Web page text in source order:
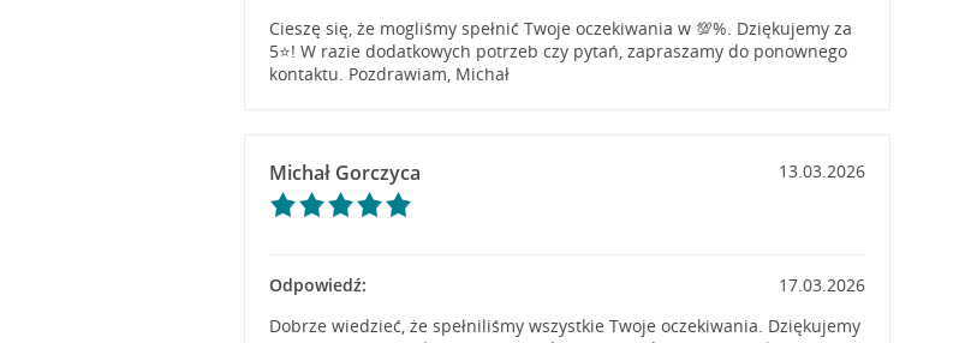
Cieszę się, że mogliśmy spełnić Twoje oczekiwania w 💯%. Dziękujemy za
5⭐! W razie dodatkowych potrzeb czy pytań, zapraszamy do ponownego
kontaktu. Pozdrawiam, Michał
Michał Gorczyca 13.03.2026
Odpowiedź:
17.03.2026
Dobrze wiedzieć, że spełniliśmy wszystkie Twoje oczekiwania. Dziękujemy